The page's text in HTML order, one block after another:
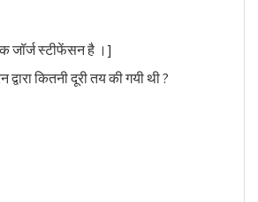
जॉर्ज स्टीफेंसन है ।]
कितनी दूरी तय की गयी थी ?